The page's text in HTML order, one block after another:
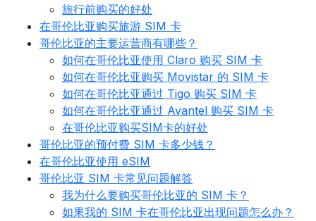
旅行前购买的好处
在哥伦比亚购买旅游 SIM 卡
哥伦比亚的主要运营商有哪些？
如何在哥伦比亚使用 Claro 购买 SIM 卡
如何在哥伦比亚购买 Movistar 的 SIM 卡
如何在哥伦比亚通过 Tigo 购买 SIM 卡
如何在哥伦比亚通过 Avantel 购买 SIM 卡
在哥伦比亚购买SIM卡的好处
哥伦比亚的预付费 SIM 卡多少钱？
在哥伦比亚使用 eSIM
哥伦比亚 SIM 卡常见问题解答
我为什么要购买哥伦比亚的 SIM 卡？
如果我的 SIM 卡在哥伦比亚出现问题怎么办？